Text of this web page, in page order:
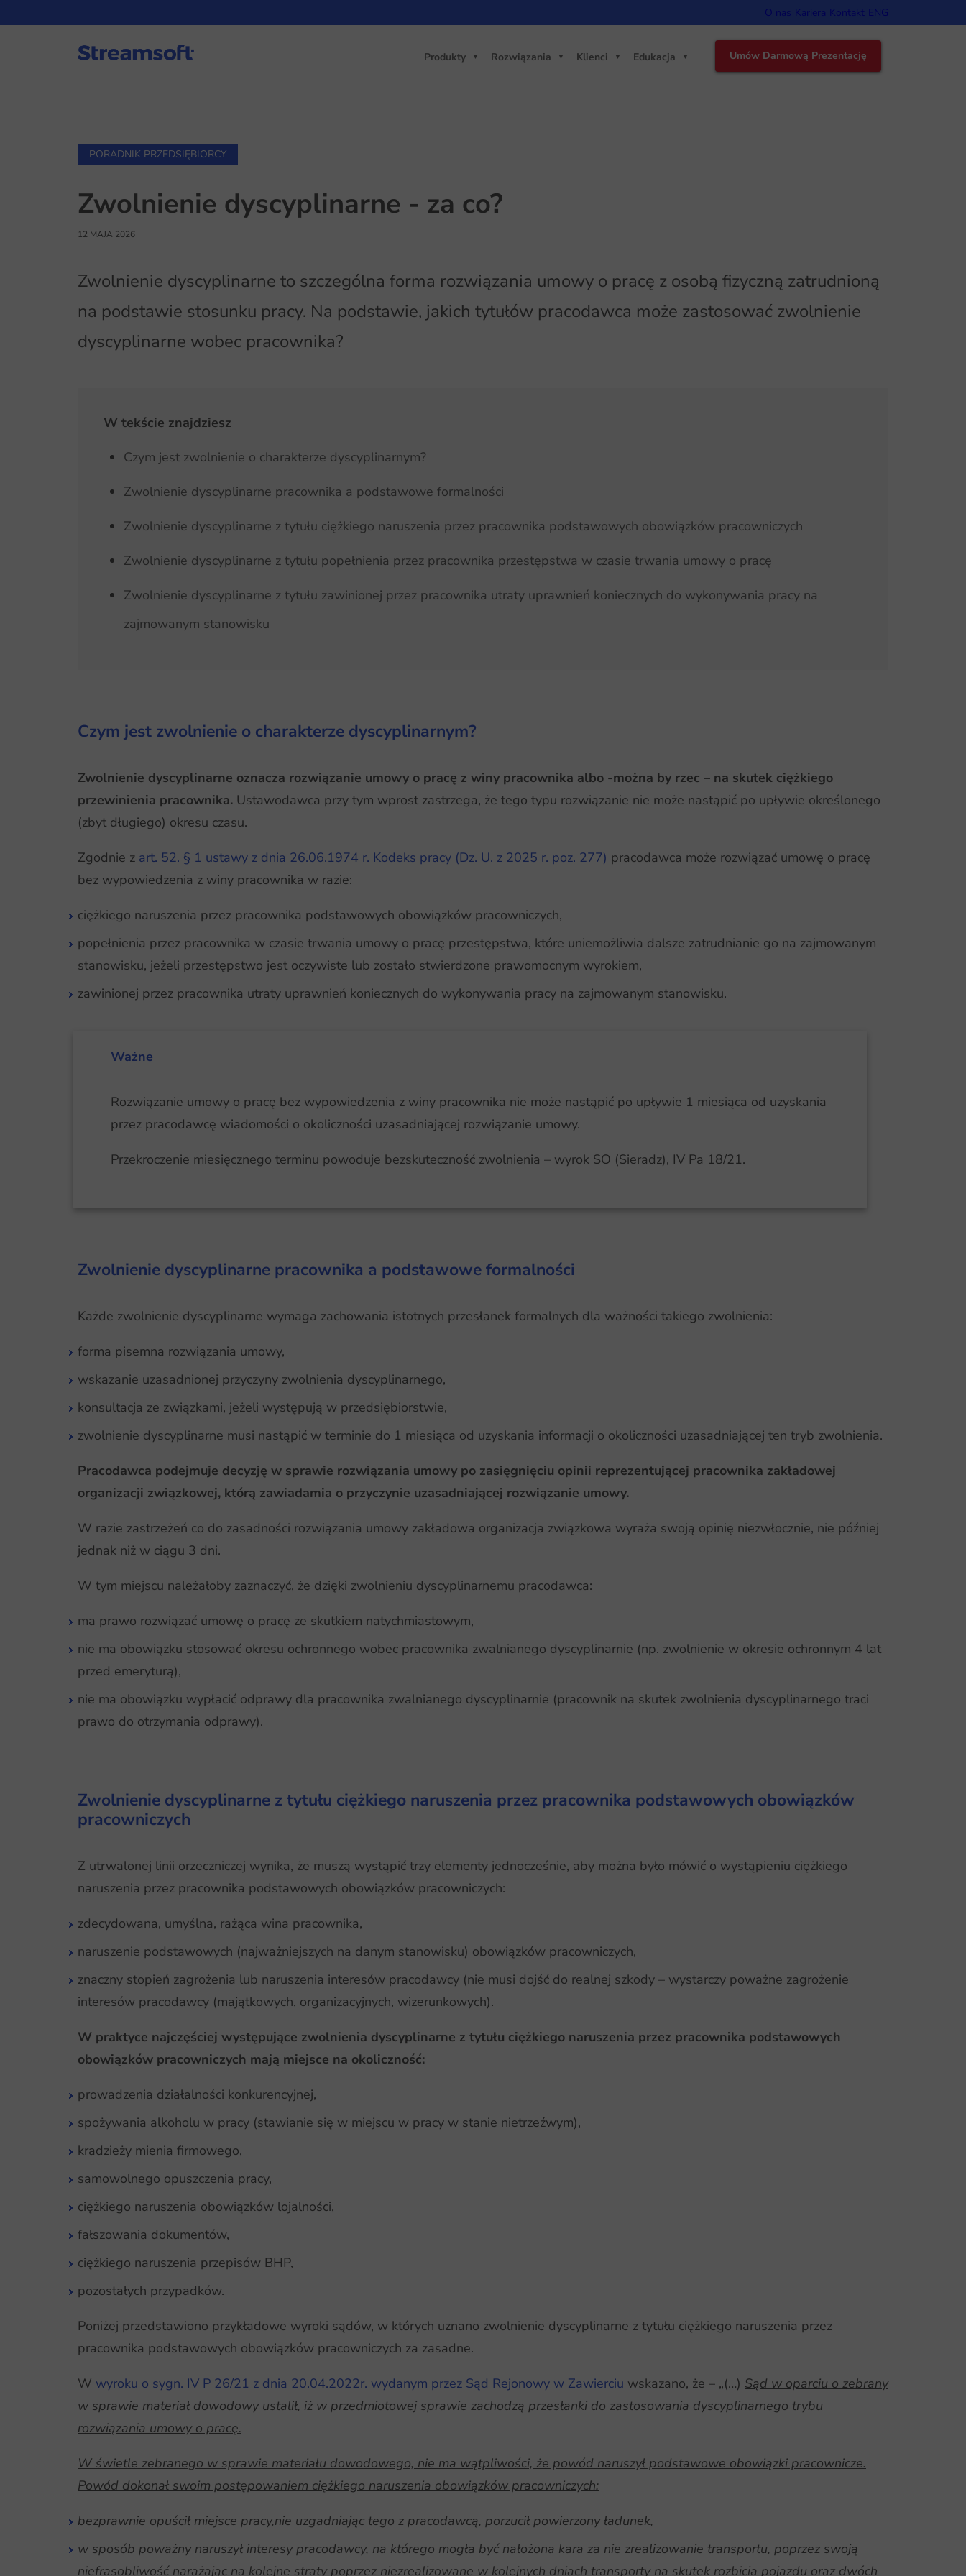
O nas Kariera Kontakt ENG
Produkty Rozwiązania Klienci Edukacja Umów Darmową Prezentację
PORADNIK PRZEDSIĘBIORCY
Zwolnienie dyscyplinarne - za co?
12 MAJA 2026
Zwolnienie dyscyplinarne to szczególna forma rozwiązania umowy o pracę z osobą fizyczną zatrudnioną
na podstawie stosunku pracy. Na podstawie, jakich tytułów pracodawca może zastosować zwolnienie
dyscyplinarne wobec pracownika?
W tekście znajdziesz
Czym jest zwolnienie o charakterze dyscyplinarnym?
Zwolnienie dyscyplinarne pracownika a podstawowe formalności
Zwolnienie dyscyplinarne z tytułu ciężkiego naruszenia przez pracownika podstawowych obowiązków pracowniczych
Zwolnienie dyscyplinarne z tytułu popełnienia przez pracownika przestępstwa w czasie trwania umowy o pracę
Zwolnienie dyscyplinarne z tytułu zawinionej przez pracownika utraty uprawnień koniecznych do wykonywania pracy na
zajmowanym stanowisku
Czym jest zwolnienie o charakterze dyscyplinarnym?
Zwolnienie dyscyplinarne oznacza rozwiązanie umowy o pracę z winy pracownika albo -można by rzec – na skutek ciężkiego
przewinienia pracownika. Ustawodawca przy tym wprost zastrzega, że tego typu rozwiązanie nie może nastąpić po upływie określonego
(zbyt długiego) okresu czasu.
Zgodnie z art. 52. § 1 ustawy z dnia 26.06.1974 r. Kodeks pracy (Dz. U. z 2025 r. poz. 277) pracodawca może rozwiązać umowę o pracę
bez wypowiedzenia z winy pracownika w razie:
ciężkiego naruszenia przez pracownika podstawowych obowiązków pracowniczych,
popełnienia przez pracownika w czasie trwania umowy o pracę przestępstwa, które uniemożliwia dalsze zatrudnianie go na zajmowanym
stanowisku, jeżeli przestępstwo jest oczywiste lub zostało stwierdzone prawomocnym wyrokiem,
zawinionej przez pracownika utraty uprawnień koniecznych do wykonywania pracy na zajmowanym stanowisku.
Ważne
Rozwiązanie umowy o pracę bez wypowiedzenia z winy pracownika nie może nastąpić po upływie 1 miesiąca od uzyskania
przez pracodawcę wiadomości o okoliczności uzasadniającej rozwiązanie umowy.
Przekroczenie miesięcznego terminu powoduje bezskuteczność zwolnienia – wyrok SO (Sieradz), IV Pa 18/21.
Zwolnienie dyscyplinarne pracownika a podstawowe formalności
Każde zwolnienie dyscyplinarne wymaga zachowania istotnych przesłanek formalnych dla ważności takiego zwolnienia:
forma pisemna rozwiązania umowy,
wskazanie uzasadnionej przyczyny zwolnienia dyscyplinarnego,
konsultacja ze związkami, jeżeli występują w przedsiębiorstwie,
zwolnienie dyscyplinarne musi nastąpić w terminie do 1 miesiąca od uzyskania informacji o okoliczności uzasadniającej ten tryb zwolnienia.
Pracodawca podejmuje decyzję w sprawie rozwiązania umowy po zasięgnięciu opinii reprezentującej pracownika zakładowej
organizacji związkowej, którą zawiadamia o przyczynie uzasadniającej rozwiązanie umowy.
W razie zastrzeżeń co do zasadności rozwiązania umowy zakładowa organizacja związkowa wyraża swoją opinię niezwłocznie, nie później
jednak niż w ciągu 3 dni.
W tym miejscu należałoby zaznaczyć, że dzięki zwolnieniu dyscyplinarnemu pracodawca:
ma prawo rozwiązać umowę o pracę ze skutkiem natychmiastowym,
nie ma obowiązku stosować okresu ochronnego wobec pracownika zwalnianego dyscyplinarnie (np. zwolnienie w okresie ochronnym 4 lat
przed emeryturą),
nie ma obowiązku wypłacić odprawy dla pracownika zwalnianego dyscyplinarnie (pracownik na skutek zwolnienia dyscyplinarnego traci
prawo do otrzymania odprawy).
Zwolnienie dyscyplinarne z tytułu ciężkiego naruszenia przez pracownika podstawowych obowiązków
pracowniczych
Z utrwalonej linii orzeczniczej wynika, że muszą wystąpić trzy elementy jednocześnie, aby można było mówić o wystąpieniu ciężkiego
naruszenia przez pracownika podstawowych obowiązków pracowniczych:
zdecydowana, umyślna, rażąca wina pracownika,
naruszenie podstawowych (najważniejszych na danym stanowisku) obowiązków pracowniczych,
znaczny stopień zagrożenia lub naruszenia interesów pracodawcy (nie musi dojść do realnej szkody – wystarczy poważne zagrożenie
interesów pracodawcy (majątkowych, organizacyjnych, wizerunkowych).
W praktyce najczęściej występujące zwolnienia dyscyplinarne z tytułu ciężkiego naruszenia przez pracownika podstawowych
obowiązków pracowniczych mają miejsce na okoliczność:
prowadzenia działalności konkurencyjnej,
spożywania alkoholu w pracy (stawianie się w miejscu w pracy w stanie nietrzeźwym),
kradzieży mienia firmowego,
samowolnego opuszczenia pracy,
ciężkiego naruszenia obowiązków lojalności,
fałszowania dokumentów,
ciężkiego naruszenia przepisów BHP,
pozostałych przypadków.
Poniżej przedstawiono przykładowe wyroki sądów, w których uznano zwolnienie dyscyplinarne z tytułu ciężkiego naruszenia przez
pracownika podstawowych obowiązków pracowniczych za zasadne.
W wyroku o sygn. IV P 26/21 z dnia 20.04.2022r. wydanym przez Sąd Rejonowy w Zawierciu wskazano, że – „(…) Sąd w oparciu o zebrany
w sprawie materiał dowodowy ustalił, iż w przedmiotowej sprawie zachodzą przesłanki do zastosowania dyscyplinarnego trybu
rozwiązania umowy o pracę.
W świetle zebranego w sprawie materiału dowodowego, nie ma wątpliwości, że powód naruszył podstawowe obowiązki pracownicze.
Powód dokonał swoim postępowaniem ciężkiego naruszenia obowiązków pracowniczych:
bezprawnie opuścił miejsce pracy,nie uzgadniając tego z pracodawcą, porzucił powierzony ładunek,
w sposób poważny naruszył interesy pracodawcy, na którego mogła być nałożona kara za nie zrealizowanie transportu, poprzez swoją
niefrasobliwość narażając na kolejne straty poprzez niezrealizowane w kolejnych dniach transporty na skutek rozbicia pojazdu oraz dwóch